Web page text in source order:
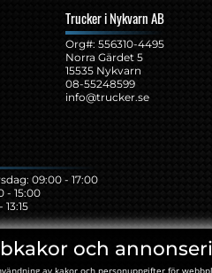
och
av kakor och personuppgifter för
Trucker i Nykvarn AB
Org#: ‍556310-4495
Norra Gärdet 5
15535 Nykvarn
08-55248599
info@trucker.se
09:00 - 17:00
- 15:00